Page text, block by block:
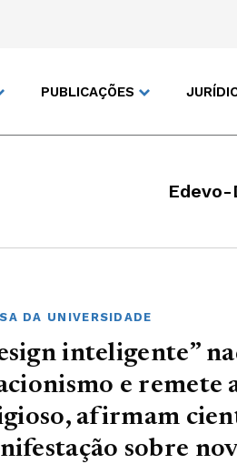
PUBLICAÇÕES
DA UNIVERSIDADE
inteligente”
e remete
afirmam
sobre